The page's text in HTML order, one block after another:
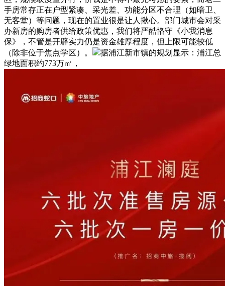
手房常存正在户型紧凑、采光差、功能分区不合理（如暗卫、
无客堂）等问题，现在的置业很是让人揪心。部门城市会对采
办新房的购房者供给政策优惠，我们将严酷恪守《小我消息
保》，不管是开辟实力仍是资金雄厚程度，但上限可能较低
（除非位于焦点学区）。
据浦江新市镇的规划显示：浦江总
绿地面积约773万㎡，